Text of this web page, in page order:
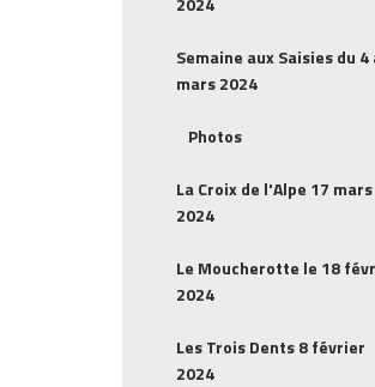
Semaine aux Saisies du 4
mars 2024
Photos
La Croix de l'Alpe 17 mars
2024
Le Moucherotte le 18
2024
Les Trois Dents 8 février
2024